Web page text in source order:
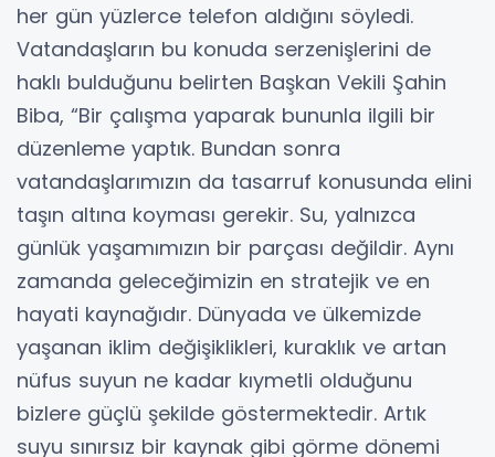
her gün yüzlerce telefon aldığını söyledi.
Vatandaşların bu konuda serzenişlerini de
haklı bulduğunu belirten Başkan Vekili Şahin
Biba, “Bir çalışma yaparak bununla ilgili bir
düzenleme yaptık. Bundan sonra
vatandaşlarımızın da tasarruf konusunda elini
taşın altına koyması gerekir. Su, yalnızca
günlük yaşamımızın bir parçası değildir. Aynı
zamanda geleceğimizin en stratejik ve en
hayati kaynağıdır. Dünyada ve ülkemizde
yaşanan iklim değişiklikleri, kuraklık ve artan
nüfus suyun ne kadar kıymetli olduğunu
bizlere güçlü şekilde göstermektedir. Artık
suyu sınırsız bir kaynak gibi görme dönemi